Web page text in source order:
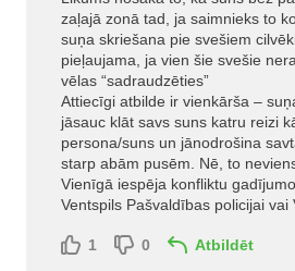
zaļajā zonā tad, ja saimnieks to
suņa skriešana pie svešiem
pieļaujama, ja vien šie svešie
vēlas “sadraudzēties”
Attiecīgi atbilde ir vienkārša –
jāsauc klāt savs suns katru reizi
persona/suns un jānodrošina
starp abām pusēm. Nē, to
Vienīgā iespēja konfliktu
Ventspils Pašvaldības policijai vai
1 0 Atbildēt